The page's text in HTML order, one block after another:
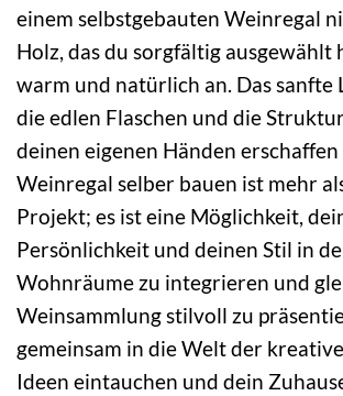
einem selbstgebauten Weinregal
Holz, das du sorgfältig ausgewählt
warm und natürlich an. Das sanfte
die edlen Flaschen und die
deinen eigenen Händen erschaffen
Weinregal selber bauen ist mehr
Projekt; es ist eine Möglichkeit,
Persönlichkeit und deinen Stil in
Wohnräume zu integrieren und
Weinsammlung stilvoll zu
gemeinsam in die Welt der
Ideen eintauchen und dein